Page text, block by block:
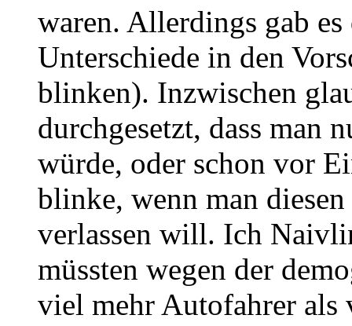
waren. Allerdings gab
Unterschiede in den
blinken). Inzwischen
durchgesetzt, dass man
würde, oder schon vor
blinke, wenn man
verlassen will. Ich
müssten wegen der
viel mehr Autofahrer als